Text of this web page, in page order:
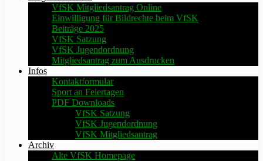
VfSK Mitgliedsantrag Online
Einwilligung für Bildrechte beim VfSK
Beiträge 2025
VfSK Satzung
VfSK Jugendordnung
Mitgliedsantrag zum Ausdrucken
Infos
Kontaktformular
Sport an Feiertagen
PDF Downloads
VfSK Satzung
VfSK Jugendordnung
VfSK Mitgliedsantrag
Archiv
Alte VfSK Homepage